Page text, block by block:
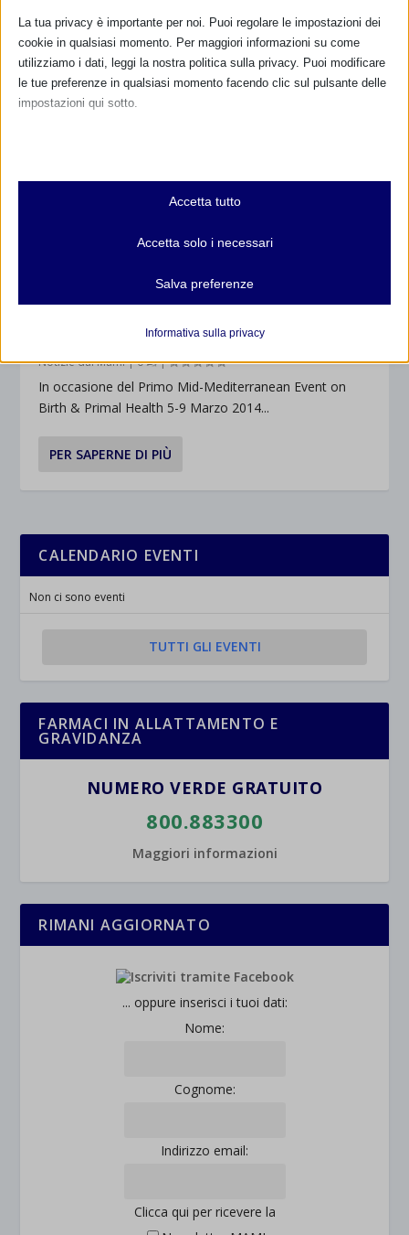
NASCITA E SALUTE PRIMALE: ALLINEARE
Anno 2014
Notizie dal Mami|0 |
In occasione del Primo Mid-Mediterranean Event on
Birth & Primal Health 5-9 Marzo 2014...
PER SAPERNE DI PIÙ
CALENDARIO EVENTI
Non ci sono eventi
TUTTI GLI EVENTI
FARMACI IN ALLATTAMENTO E
GRAVIDANZA
NUMERO VERDE GRATUITO
800.883300
Maggiori informazioni
RIMANI AGGIORNATO
... oppure inserisci i tuoi dati:
Nome:
Cognome:
Indirizzo email:
Clicca qui per ricevere la
La tua privacy è importante per noi. Puoi regolare le impostazioni dei
cookie in qualsiasi momento. Per maggiori informazioni su come
utilizziamo i dati, leggi la nostra politica sulla privacy. Puoi modificare
le tue preferenze in qualsiasi momento facendo clic sul pulsante delle
impostazioni qui sotto.
Essenziali
I cookie e i servizi essenziali abilitano le funzioni di base e sono
e servizi non richiedono il consenso dell'utente secondo il GDPR.
wordpress_logged_in_*
wordpress_test_cookie
Analitici
interagiscono con il nostro sito web.
Mostra dettagli
rientrano nelle altre categorie specifiche o che non sono stati
et-saved-post*
Accetta tutto
Accetta solo i necessari
Salva preferenze
Informativa sulla privacy